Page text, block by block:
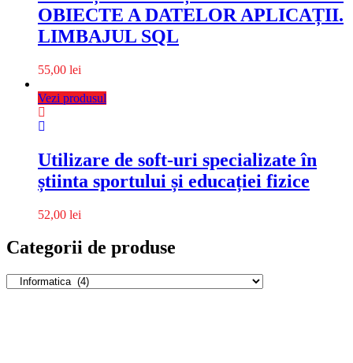
OBIECTE A DATELOR APLICAȚII.
LIMBAJUL SQL
55,00 lei
Vezi produsul
Utilizare de soft-uri specializate în
știinta sportului și educației fizice
52,00 lei
Categorii de produse